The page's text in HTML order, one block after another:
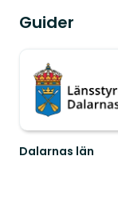
Guider
Dalarnas län